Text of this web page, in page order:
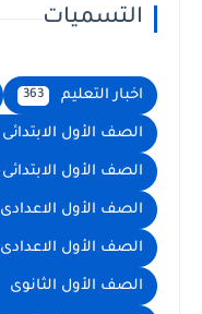
التسميات
اخبار التعليم 363
الصف الأول الابتدائى
الصف الأول الابتدائى 2
الصف الأول الاعدادى
الصف الأول الاعدادى 2
الصف الأول الثانوى